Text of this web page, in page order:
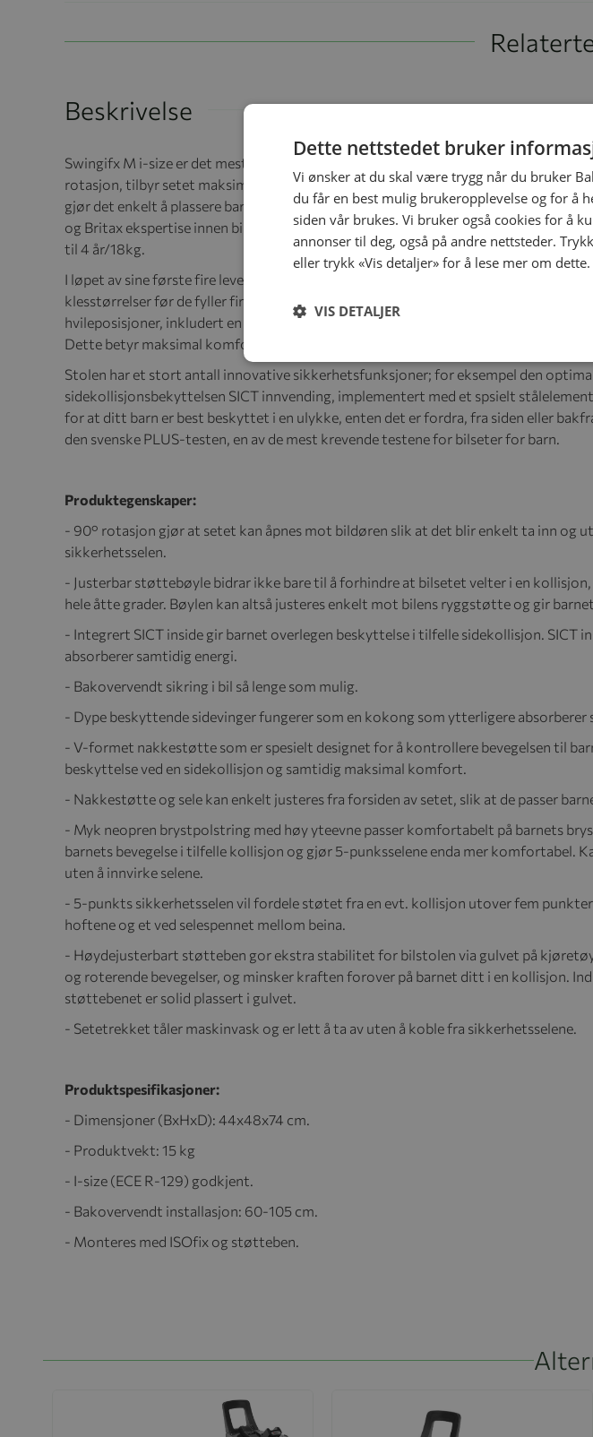
Beskrivelse
Swingifx M i-size er det mest fleksible oppfølger til enhver babystol, og passer fra
rotasjon, tilbyr setet maksimal komfort for både foreldre og barn. Sideveis
gjør det enkelt å plassere barnet i setet å feste sikkerhetsselen. Alt kombinert med
og Britax ekspertise innen bilsikkerhet for barn - for din trygghet på enhver reise.
til 4 år/18kg.
I løpet av sine første fire leveår vokser barnet omtrent 52 cm, det betyr at barnet vil
klesstørrelser før de fyller fire år. Swingfix M i-size byr på konstant komfort i denne
hvileposisjoner, inkludert en ergonomisk liggeposisjon for en nyfødt og forlenger
Dette betyr maksimal komfort de første 1500 dagene i ditt barns liv.
Stolen har et stort antall innovative sikkerhetsfunksjoner; for eksempel den
sidekollisjonsbekyttelsen SICT innvending, implementert med et spsielt
for at ditt barn er best beskyttet i en ulykke, enten det er fordra, fra siden eller
den svenske PLUS-testen, en av de mest krevende testene for bilseter for barn.
Produktegenskaper:
- 90° rotasjon gjør at setet kan åpnes mot bildøren slik at det blir enkelt ta inn og
sikkerhetsselen.
- Justerbar støttebøyle bidrar ikke bare til å forhindre at bilsetet velter i en kollisjon,
hele åtte grader. Bøylen kan altså justeres enkelt mot bilens ryggstøtte og gir
- Integrert SICT inside gir barnet overlegen beskyttelse i tilfelle sidekollisjon. SICT
absorberer samtidig energi.
- Bakovervendt sikring i bil så lenge som mulig.
- Dype beskyttende sidevinger fungerer som en kokong som ytterligere
- V-formet nakkestøtte som er spesielt designet for å kontrollere bevegelsen til
beskyttelse ved en sidekollisjon og samtidig maksimal komfort.
- Nakkestøtte og sele kan enkelt justeres fra forsiden av setet, slik at de passer
- Myk neopren brystpolstring med høy yteevne passer komfortabelt på barnets
barnets bevegelse i tilfelle kollisjon og gjør 5-punksselene enda mer komfortabel.
uten å innvirke selene.
- 5-punkts sikkerhetsselen vil fordele støtet fra en evt. kollisjon utover fem
hoftene og et ved selespennet mellom beina.
- Høydejusterbart støtteben gor ekstra stabilitet for bilstolen via gulvet på
og roterende bevegelser, og minsker kraften forover på barnet ditt i en kollisjon.
støttebenet er solid plassert i gulvet.
- Setetrekket tåler maskinvask og er lett å ta av uten å koble fra sikkerhetsselene.
Produktspesifikasjoner:
- Dimensjoner (BxHxD): 44x48x74 cm.
- Produktvekt: 15 kg
- I-size (ECE R-129) godkjent.
- Bakovervendt installasjon: 60-105 cm.
- Monteres med ISOfix og støtteben.
Dette nettstedet bruker
Vi ønsker at du skal være trygg når du bruker
du får en best mulig brukeropplevelse og for å
siden vår brukes. Vi bruker også cookies for å
annonser til deg, også på andre nettsteder.
eller trykk «Vis detaljer» for å lese mer om dette.
VIS DETALJER